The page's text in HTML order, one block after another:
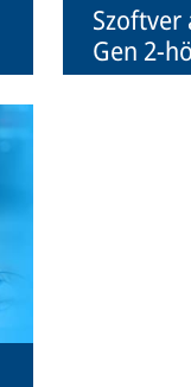
Szoftver
Gen 2-